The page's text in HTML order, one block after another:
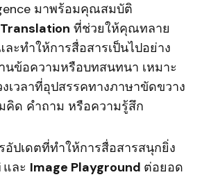
มาพร้อมคุณสมบัติ
ที่ช่วยให้คุณทลาย
ะทำให้การสื่อสารเป็นไปอย่าง
นข้อความหรือบทสนทนา เหมาะ
เวลาที่อุปสรรคทางภาษาขัดขวาง
คิด คำถาม หรือความรู้สึก
ปเดตที่ทำให้การสื่อสารสนุกยิ่ง
และ Image Playground ต่อยอด